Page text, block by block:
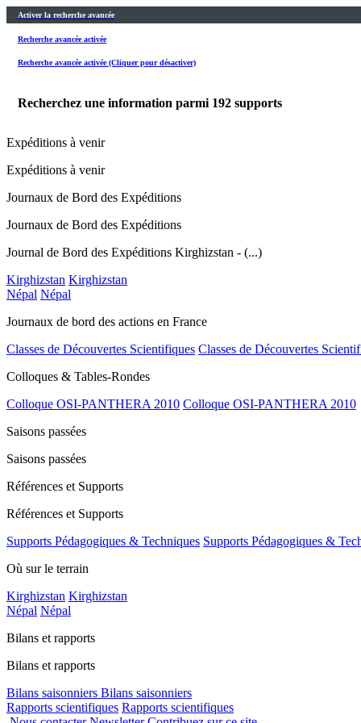
Activer la recherche avancée
Recherche avancée activée
Recherche avancée activée (Cliquer pour désactiver)
Recherchez une information parmi 192 supports
Expéditions à venir
Expéditions à venir
Journaux de Bord des Expéditions
Journaux de Bord des Expéditions
Journal de Bord des Expéditions Kirghizstan - (...)
Kirghizstan Kirghizstan
Népal Népal
Journaux de bord des actions en France
Classes de Découvertes Scientifiques Classes de Découvertes
Colloques & Tables-Rondes
Colloque OSI-PANTHERA 2010 Colloque OSI-PANTHERA 2010
Saisons passées
Saisons passées
Références et Supports
Références et Supports
Supports Pédagogiques & Techniques Supports Pédagogiques &
Où sur le terrain
Kirghizstan Kirghizstan
Népal Népal
Bilans et rapports
Bilans et rapports
Bilans saisonniers Bilans saisonniers
Rapports scientifiques Rapports scientifiques